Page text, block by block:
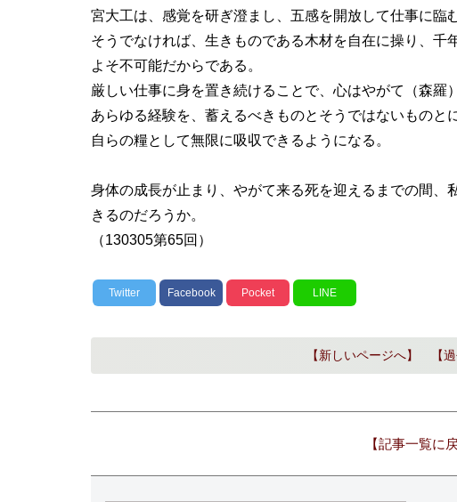
宮大工は、感覚を研ぎ澄まし、五感を開放して仕事に臨む
そうでなければ、生きものである木材を自在に操り、千
よそ不可能だからである。
厳しい仕事に身を置き続けることで、心はやがて（森羅
あらゆる経験を、蓄えるべきものとそうではないものと
自らの糧として無限に吸収できるようになる。
身体の成長が止まり、やがて来る死を迎えるまでの間、
きるのだろうか。
（130305第65回）
Twitter Facebook Pocket LINE
【新しいページへ】 【
【記事一覧に戻